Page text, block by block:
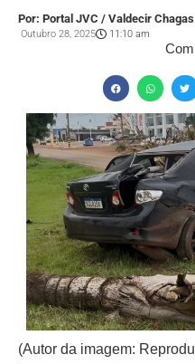
Por: Portal JVC / Valdecir Chagas
Outubro 28, 2025 11:10 am
(Autor da imagem: